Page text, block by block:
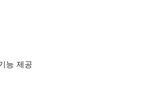
능 제공